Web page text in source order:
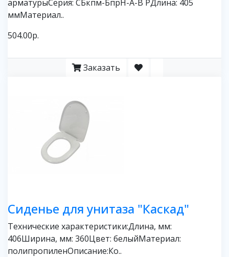
арматурыСерия: СБкпм-БпрН-А-В РДлина: 405
ммМатериал..
504.00р.
Заказать
Сиденье для унитаза "Каскад"
Технические характеристики:Длина, мм:
406Ширина, мм: 360Цвет: белыйМатериал:
полипропиленОписание:Ко..